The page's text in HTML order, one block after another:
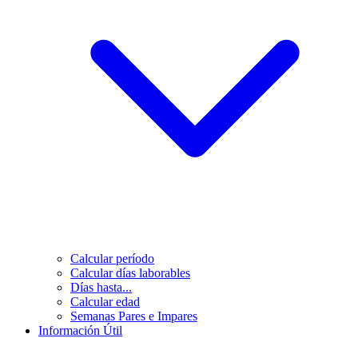
Calcular período
Calcular días laborables
Días hasta...
Calcular edad
Semanas Pares e Impares
Información Útil